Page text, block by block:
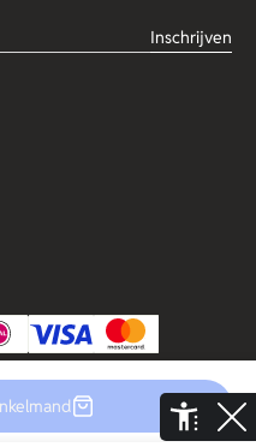
Inschrijven
De Aaldor 13, 4191 PC, Geldermalsen